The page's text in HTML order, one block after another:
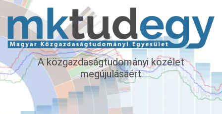
A közgazdaságtudományi közélet
megújulásáért